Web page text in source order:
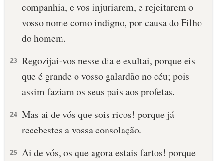
companhia, e vos injuriarem, e rejeitarem o
vosso nome como indigno, por causa do Filho
do homem.
23 Regozijai-vos nesse dia e exultai, porque eis
que é grande o vosso galardão no céu; pois
assim faziam os seus pais aos profetas.
24 Mas ai de vós que sois ricos! porque já
recebestes a vossa consolação.
25 Ai de vós, os que agora estais fartos! porque